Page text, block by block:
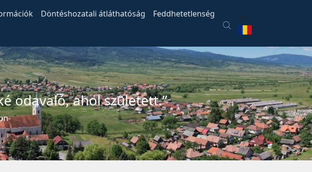
Döntéshozatali átláthatóság
Feddhetetlenség
ro
odavaló, ahol született.”